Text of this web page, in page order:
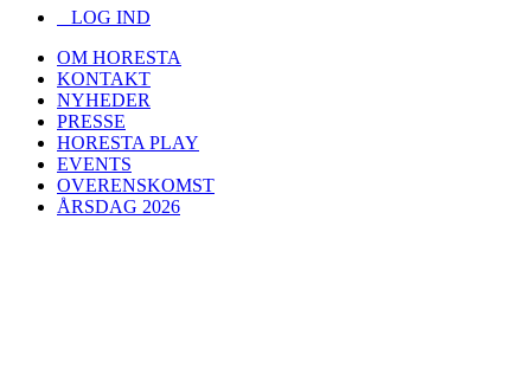
LOG IND
OM HORESTA
KONTAKT
NYHEDER
PRESSE
HORESTA PLAY
EVENTS
OVERENSKOMST
ÅRSDAG 2026